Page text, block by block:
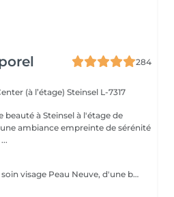
284
(à l’étage) Steinsel L-7317
à Steinsel à l'étage de
ambiance empreinte de sérénité
Ce pack est composé d'un soin visage Peau Neuve, d'une beauté des pieds et d'un massage "Escale à Marrakech" (1h de massage) déconnection et expérience sensorielle Pour récupérer un homme zen :-)